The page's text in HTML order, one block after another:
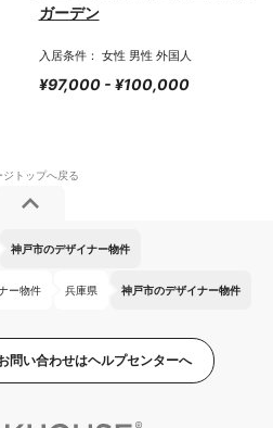
ガーデン
入居条件： 女性 男性 外国人
¥97,000 - ¥100,000
神戸市のデザイナー物件
ー物件 兵庫県 神戸市のデザイナー物件
問い合わせはヘルプセンターへ